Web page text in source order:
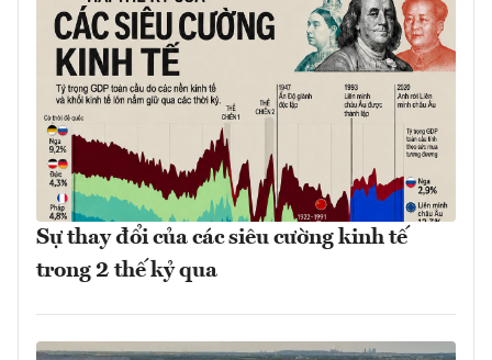
Sự thay đổi của các siêu cường kinh tế
trong 2 thế kỷ qua